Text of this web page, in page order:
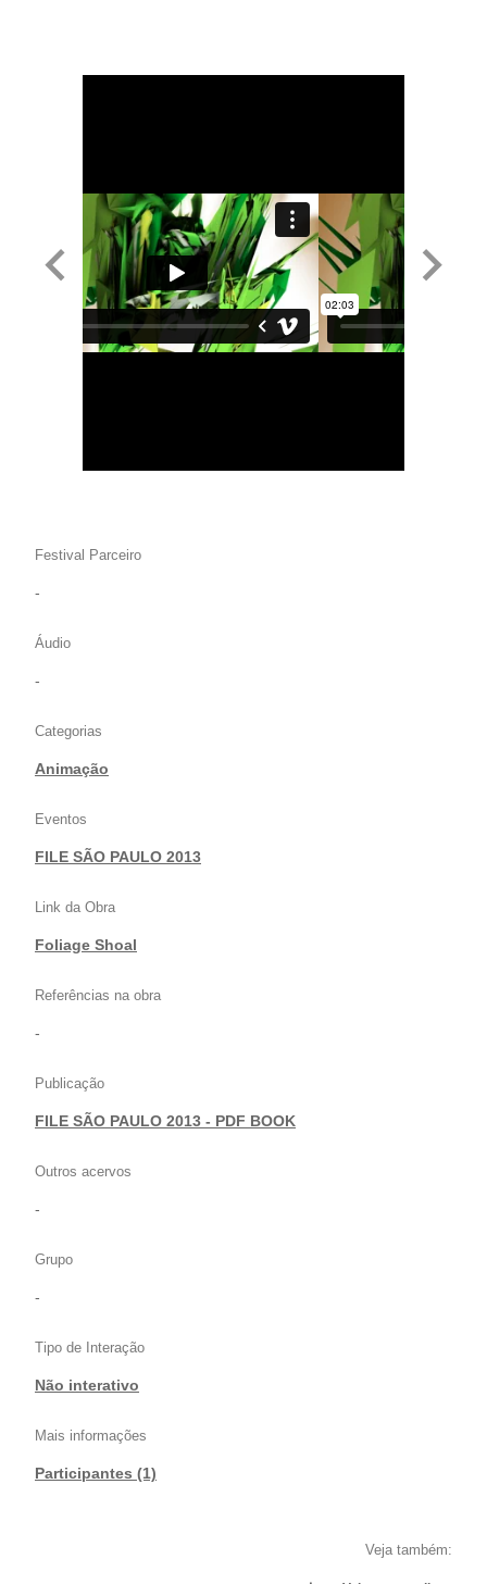
Festival Parceiro
-
Áudio
-
Categorias
Animação
Eventos
FILE SÃO PAULO 2013
Link da Obra
Foliage Shoal
Referências na obra
-
Publicação
FILE SÃO PAULO 2013 - PDF BOOK
Outros acervos
-
Grupo
-
Tipo de Interação
Não interativo
Mais informações
Participantes (1)
Veja também: